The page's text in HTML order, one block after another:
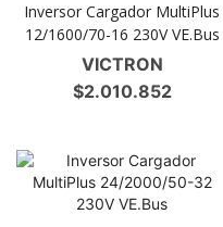
Inversor Cargador MultiPlus
12/1600/70-16 230V VE.Bus
VICTRON
$2.010.852